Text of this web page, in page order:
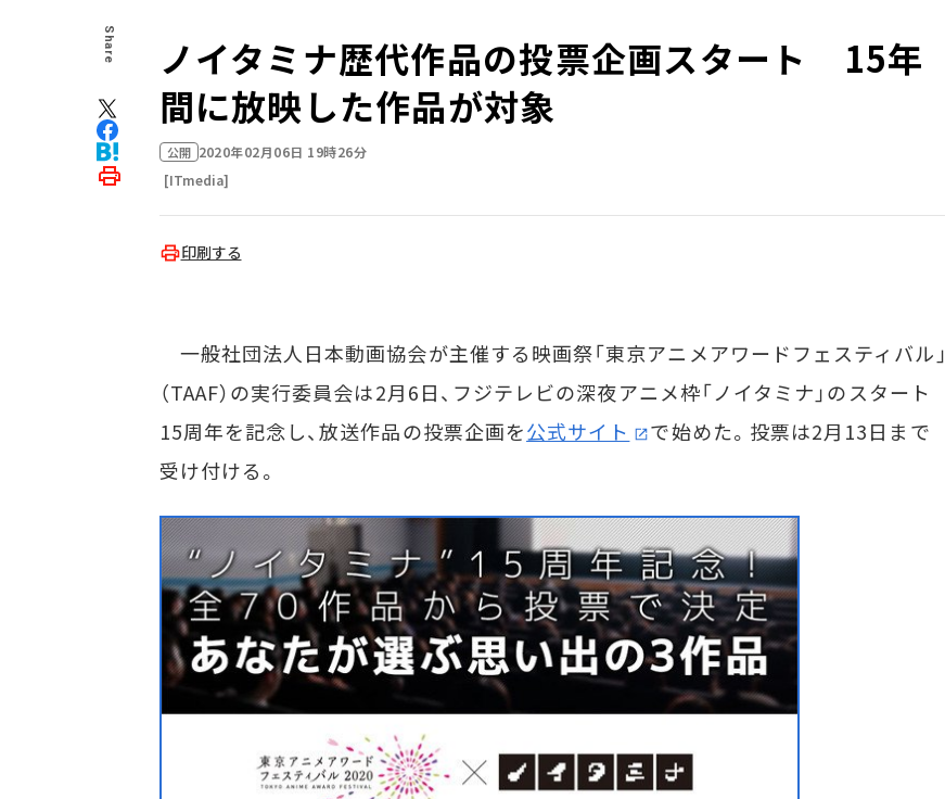
Share
ノイタミナ歴代作品の投票企画スタート 15年
間に放映した作品が対象
公開 2020年02月06日 19時26分
[ITmedia]
印刷する
一般社団法人日本動画協会が主催する映画祭「東京アニメアワードフェスティバル」
（TAAF）の実行委員会は2月6日、フジテレビの深夜アニメ枠「ノイタミナ」のスタート
15周年を記念し、放送作品の投票企画を公式サイト
で始めた。投票は2月13日まで
受け付ける。